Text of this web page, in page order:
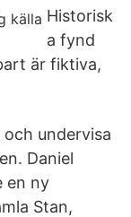
Historisk
a fynd
är fiktiva,
undervisa
Daniel
en ny
Stan,